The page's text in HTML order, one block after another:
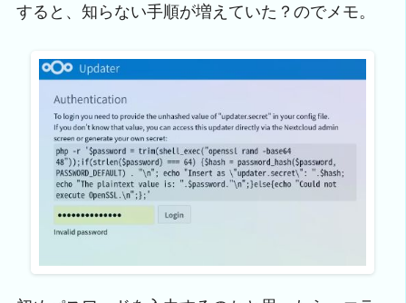
すると、知らない手順が増えていた？のでメモ。